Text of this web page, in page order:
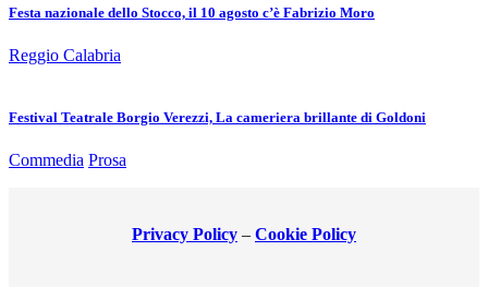
Festa nazionale dello Stocco, il 10 agosto c’è Fabrizio Moro
Reggio Calabria
Festival Teatrale Borgio Verezzi, La cameriera brillante di Goldoni
Commedia Prosa
Privacy Policy – Cookie Policy